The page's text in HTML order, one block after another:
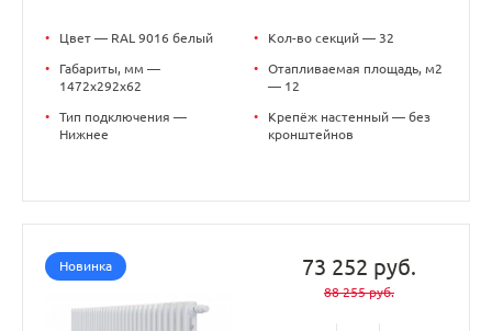
• Цвет — RAL 9016 белый
•
Габариты, мм —
1472x292x62
•
Тип подключения —
Нижнее
• Кол-во секций — 32
•
Отапливаемая площадь, м2
— 12
•
Крепёж настенный — без
кронштейнов
Новинка 73 252 руб.
88 255 руб.